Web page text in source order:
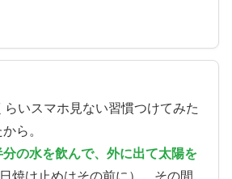
らいスマホ見ない習慣つけてみた
ら。
の水を飲んで、外に出て太陽を